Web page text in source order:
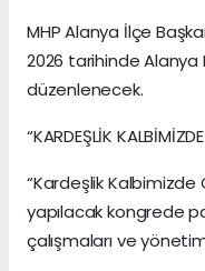
MHP Alanya İlçe
2026 tarihinde Alanya
düzenlenecek.
“KARDEŞLİK
“Kardeşlik Kalbimizde
yapılacak kongrede
çalışmaları ve